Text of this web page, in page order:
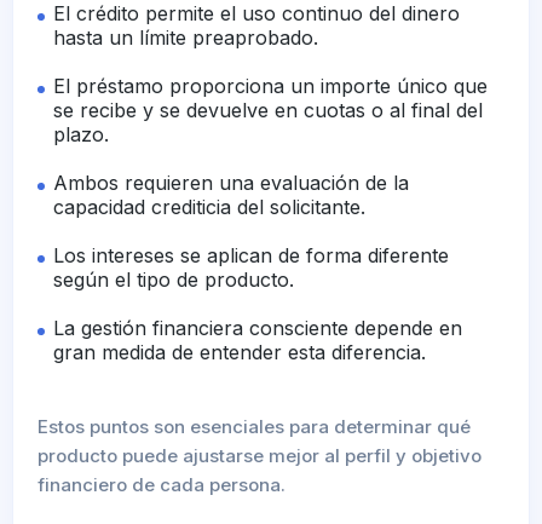
El crédito permite el uso continuo del dinero
hasta un límite preaprobado.
El préstamo proporciona un importe único que
se recibe y se devuelve en cuotas o al final del
plazo.
Ambos requieren una evaluación de la
capacidad crediticia del solicitante.
Los intereses se aplican de forma diferente
según el tipo de producto.
La gestión financiera consciente depende en
gran medida de entender esta diferencia.
Estos puntos son esenciales para determinar qué
producto puede ajustarse mejor al perfil y objetivo
financiero de cada persona.